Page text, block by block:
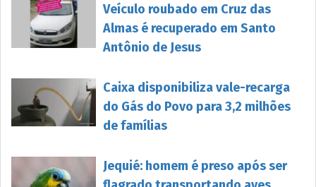
Veículo roubado em Cruz das
Almas é recuperado em Santo
Antônio de Jesus
Caixa disponibiliza vale-recarga
do Gás do Povo para 3,2 milhões
de famílias
Jequié: homem é preso após ser